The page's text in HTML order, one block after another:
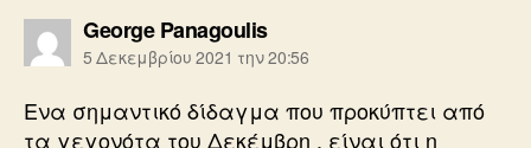
George Panagoulisλέει:
5 Δεκεμβρίου 2021 την 20:56
Eνα σημαντικό δίδαγμα που προκύπτει από
τα γεγονότα του Δεκέμβρη , είναι ότι η